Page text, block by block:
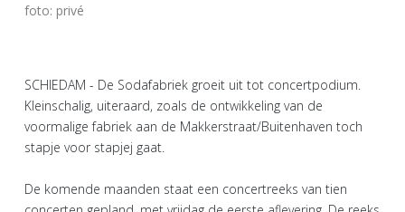
foto: privé
SCHIEDAM - De Sodafabriek groeit uit tot concertpodium.
Kleinschalig, uiteraard, zoals de ontwikkeling van de
voormalige fabriek aan de Makkerstraat/Buitenhaven toch
stapje voor stapjej gaat.
De komende maanden staat een concertreeks van tien